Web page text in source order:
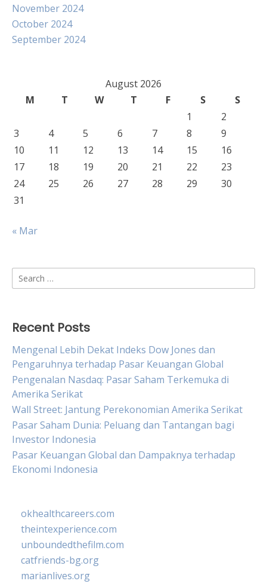
November 2024
October 2024
September 2024
August 2026
M
T W T F S
S
1
2
3
4 5 6 7 8
9
10
11 12 13 14 15
16
17
18 19 20 21 22
23
24
25 26 27 28 29
30
31
« Mar
Search
for:
Recent Posts
Mengenal Lebih Dekat Indeks Dow Jones dan
Pengaruhnya terhadap Pasar Keuangan Global
Pengenalan Nasdaq: Pasar Saham Terkemuka di
Amerika Serikat
Wall Street: Jantung Perekonomian Amerika Serikat
Pasar Saham Dunia: Peluang dan Tantangan bagi
Investor Indonesia
Pasar Keuangan Global dan Dampaknya terhadap
Ekonomi Indonesia
okhealthcareers.com
theintexperience.com
unboundedthefilm.com
catfriends-bg.org
marianlives.org